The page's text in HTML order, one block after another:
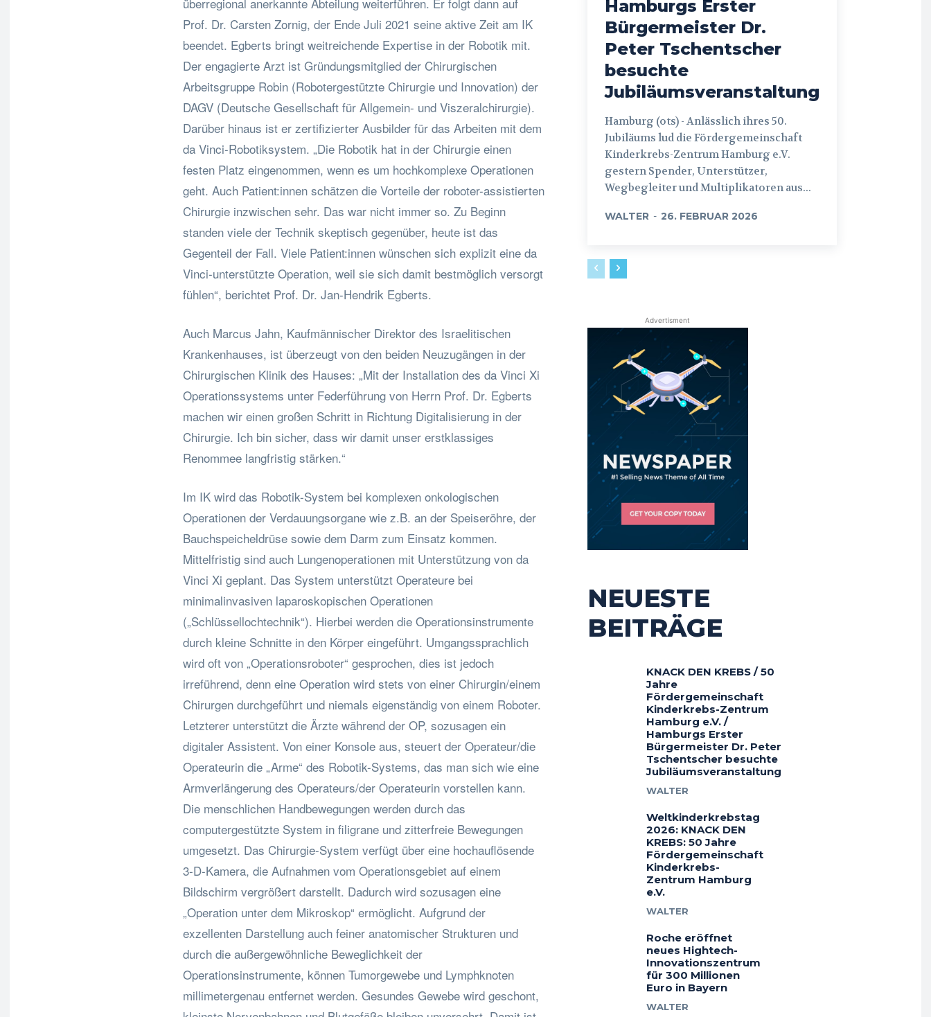
Prof. Dr. Carsten Zornig, der Ende Juli 2021 seine aktive Zeit am IK
beendet. Egberts bringt weitreichende Expertise in der Robotik mit.
Der engagierte Arzt ist Gründungsmitglied der Chirurgischen
Arbeitsgruppe Robin (Robotergestützte Chirurgie und Innovation) der
DAGV (Deutsche Gesellschaft für Allgemein- und Viszeralchirurgie).
Darüber hinaus ist er zertifizierter Ausbilder für das Arbeiten mit dem
da Vinci-Robotiksystem. „Die Robotik hat in der Chirurgie einen
festen Platz eingenommen, wenn es um hochkomplexe Operationen
geht. Auch Patient:innen schätzen die Vorteile der roboter-assistierten
Chirurgie inzwischen sehr. Das war nicht immer so. Zu Beginn
standen viele der Technik skeptisch gegenüber, heute ist das
Gegenteil der Fall. Viele Patient:innen wünschen sich explizit eine da
Vinci-unterstützte Operation, weil sie sich damit bestmöglich versorgt
fühlen“, berichtet Prof. Dr. Jan-Hendrik Egberts.
Auch Marcus Jahn, Kaufmännischer Direktor des Israelitischen
Krankenhauses, ist überzeugt von den beiden Neuzugängen in der
Chirurgischen Klinik des Hauses: „Mit der Installation des da Vinci Xi
Operationssystems unter Federführung von Herrn Prof. Dr. Egberts
machen wir einen großen Schritt in Richtung Digitalisierung in der
Chirurgie. Ich bin sicher, dass wir damit unser erstklassiges
Renommee langfristig stärken.“
Im IK wird das Robotik-System bei komplexen onkologischen
Operationen der Verdauungsorgane wie z.B. an der Speiseröhre, der
Bauchspeicheldrüse sowie dem Darm zum Einsatz kommen.
Mittelfristig sind auch Lungenoperationen mit Unterstützung von da
Vinci Xi geplant. Das System unterstützt Operateure bei
minimalinvasiven laparoskopischen Operationen
(„Schlüssellochtechnik“). Hierbei werden die Operationsinstrumente
durch kleine Schnitte in den Körper eingeführt. Umgangssprachlich
wird oft von „Operationsroboter“ gesprochen, dies ist jedoch
irreführend, denn eine Operation wird stets von einer Chirurgin/einem
Chirurgen durchgeführt und niemals eigenständig von einem Roboter.
Letzterer unterstützt die Ärzte während der OP, sozusagen ein
digitaler Assistent. Von einer Konsole aus, steuert der Operateur/die
Operateurin die „Arme“ des Robotik-Systems, das man sich wie eine
Armverlängerung des Operateurs/der Operateurin vorstellen kann.
Die menschlichen Handbewegungen werden durch das
computergestützte System in filigrane und zitterfreie Bewegungen
umgesetzt. Das Chirurgie-System verfügt über eine hochauflösende
3-D-Kamera, die Aufnahmen vom Operationsgebiet auf einem
Bildschirm vergrößert darstellt. Dadurch wird sozusagen eine
„Operation unter dem Mikroskop“ ermöglicht. Aufgrund der
exzellenten Darstellung auch feiner anatomischer Strukturen und
durch die außergewöhnliche Beweglichkeit der
Operationsinstrumente, können Tumorgewebe und Lymphknoten
millimetergenau entfernet werden. Gesundes Gewebe wird geschont,
Hamburgs Erster
Bürgermeister Dr.
Peter Tschentscher
besuchte
Jubiläumsveranstaltung
Hamburg (ots) - Anlässlich ihres 50.
Jubiläums lud die Fördergemeinschaft
Kinderkrebs-Zentrum Hamburg e.V.
gestern Spender, Unterstützer,
Wegbegleiter und Multiplikatoren aus...
WALTER - 26. FEBRUAR 2026
Advertisment
NEUESTE
BEITRÄGE
KNACK DEN KREBS / 50
Jahre
Fördergemeinschaft
Kinderkrebs-Zentrum
Hamburg e.V. /
Hamburgs Erster
Bürgermeister Dr. Peter
Tschentscher besuchte
Jubiläumsveranstaltung
WALTER
Weltkinderkrebstag
2026: KNACK DEN
KREBS: 50 Jahre
Fördergemeinschaft
Kinderkrebs-
Zentrum Hamburg
e.V.
WALTER
Roche eröffnet
neues Hightech-
Innovationszentrum
für 300 Millionen
Euro in Bayern
WALTER